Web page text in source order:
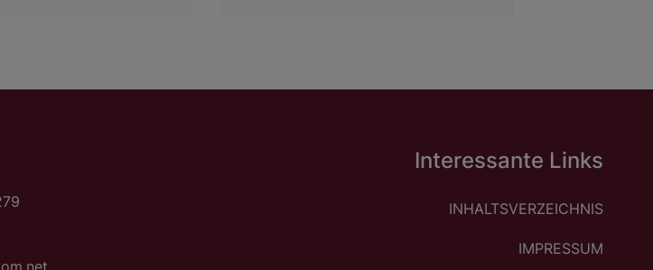
Interessante Links
INHALTSVERZEICHNIS
IMPRESSUM